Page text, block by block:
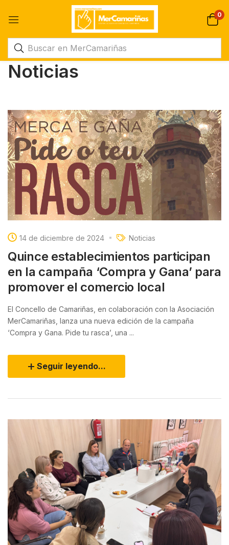
0
Noticias
14 de diciembre de 2024 Noticias
Quince establecimientos participan
en la campaña ‘Compra y Gana’ para
promover el comercio local
El Concello de Camariñas, en colaboración con la Asociación
MerCamariñas, lanza una nueva edición de la campaña
‘Compra y Gana. Pide tu rasca’, una ...
Seguir leyendo...